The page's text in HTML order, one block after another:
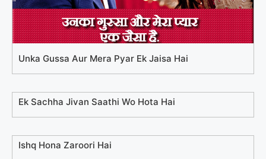
Unka Gussa Aur Mera Pyar Ek Jaisa Hai
Ek Sachha Jivan Saathi Wo Hota Hai
Ishq Hona Zaroori Hai